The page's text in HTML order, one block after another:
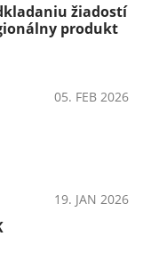
žiadostí
produkt
05. FEB 2026
19. JAN 2026